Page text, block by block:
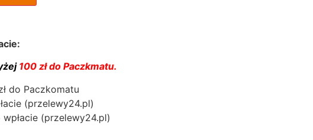
100 zł do Paczkmatu.
do Paczkomatu
(przelewy24.pl)
(przelewy24.pl)